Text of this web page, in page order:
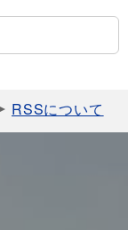
RSSについて